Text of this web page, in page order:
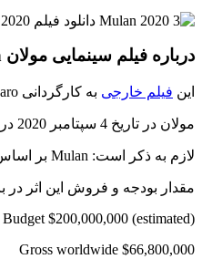
درباره فیلم سینمایی مولان Mulan
این فیلم خارجی به کارگردانی Niki Caro و نویسندگی Rick Jaffa – Amanda Silver – Lauren Hynek ساخته شده است.
مولان در تاریخ 4 سپتامبر 2020 در امریکا اکران شد.
لازم به ذکر است: Mulan بر اساس فیلمی به همین نام در سال 1998 که خود آن نیز بر گرفته از افسانه های فولکلور چینی تصنیف مولان ساخته شده است.
مقدار بودجه و فروش این اثر
Budget $200,000,000 (estimated)
Gross worldwide $66,800,000